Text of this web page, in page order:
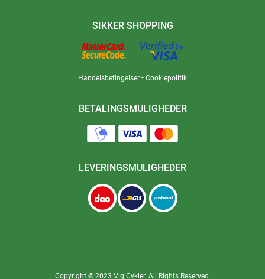
SIKKER SHOPPING
Handelsbetingelser - Cookiepolitik
BETALINGSMULIGHEDER
LEVERINGSMULIGHEDER
Copyright © 2023 Vig Cykler. All Rights Reserved.